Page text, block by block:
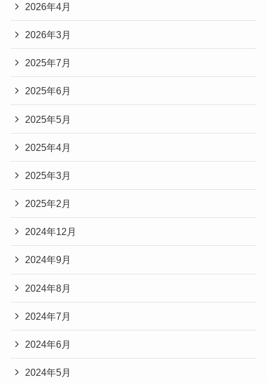
2026年4月
2026年3月
2025年7月
2025年6月
2025年5月
2025年4月
2025年3月
2025年2月
2024年12月
2024年9月
2024年8月
2024年7月
2024年6月
2024年5月